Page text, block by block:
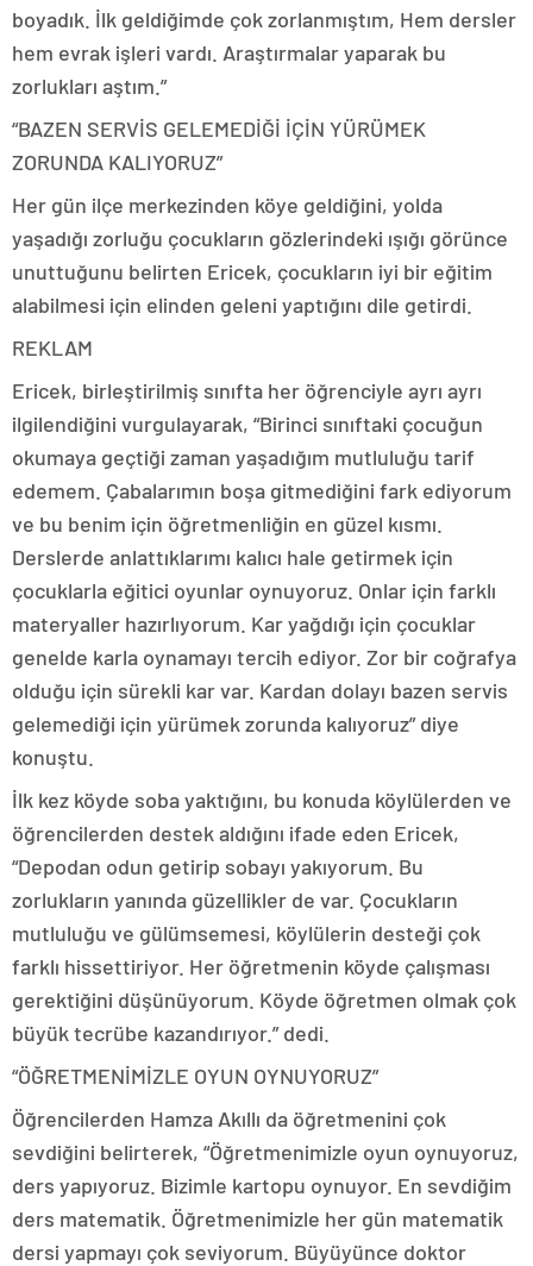
boyadık. İlk geldiğimde çok zorlanmıştım, Hem dersler
hem evrak işleri vardı. Araştırmalar yaparak bu
zorlukları aştım.”
“BAZEN SERVİS GELEMEDİĞİ İÇİN YÜRÜMEK
ZORUNDA KALIYORUZ”
Her gün ilçe merkezinden köye geldiğini, yolda
yaşadığı zorluğu çocukların gözlerindeki ışığı görünce
unuttuğunu belirten Ericek, çocukların iyi bir eğitim
alabilmesi için elinden geleni yaptığını dile getirdi.
REKLAM
Ericek, birleştirilmiş sınıfta her öğrenciyle ayrı ayrı
ilgilendiğini vurgulayarak, “Birinci sınıftaki çocuğun
okumaya geçtiği zaman yaşadığım mutluluğu tarif
edemem. Çabalarımın boşa gitmediğini fark ediyorum
ve bu benim için öğretmenliğin en güzel kısmı.
Derslerde anlattıklarımı kalıcı hale getirmek için
çocuklarla eğitici oyunlar oynuyoruz. Onlar için farklı
materyaller hazırlıyorum. Kar yağdığı için çocuklar
genelde karla oynamayı tercih ediyor. Zor bir coğrafya
olduğu için sürekli kar var. Kardan dolayı bazen servis
gelemediği için yürümek zorunda kalıyoruz” diye
konuştu.
İlk kez köyde soba yaktığını, bu konuda köylülerden ve
öğrencilerden destek aldığını ifade eden Ericek,
“Depodan odun getirip sobayı yakıyorum. Bu
zorlukların yanında güzellikler de var. Çocukların
mutluluğu ve gülümsemesi, köylülerin desteği çok
farklı hissettiriyor. Her öğretmenin köyde çalışması
gerektiğini düşünüyorum. Köyde öğretmen olmak çok
büyük tecrübe kazandırıyor.” dedi.
“ÖĞRETMENİMİZLE OYUN OYNUYORUZ”
Öğrencilerden Hamza Akıllı da öğretmenini çok
sevdiğini belirterek, “Öğretmenimizle oyun oynuyoruz,
ders yapıyoruz. Bizimle kartopu oynuyor. En sevdiğim
ders matematik. Öğretmenimizle her gün matematik
dersi yapmayı çok seviyorum. Büyüyünce doktor